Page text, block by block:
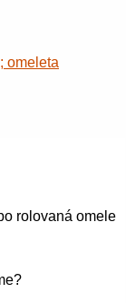
omeleta
rolovaná